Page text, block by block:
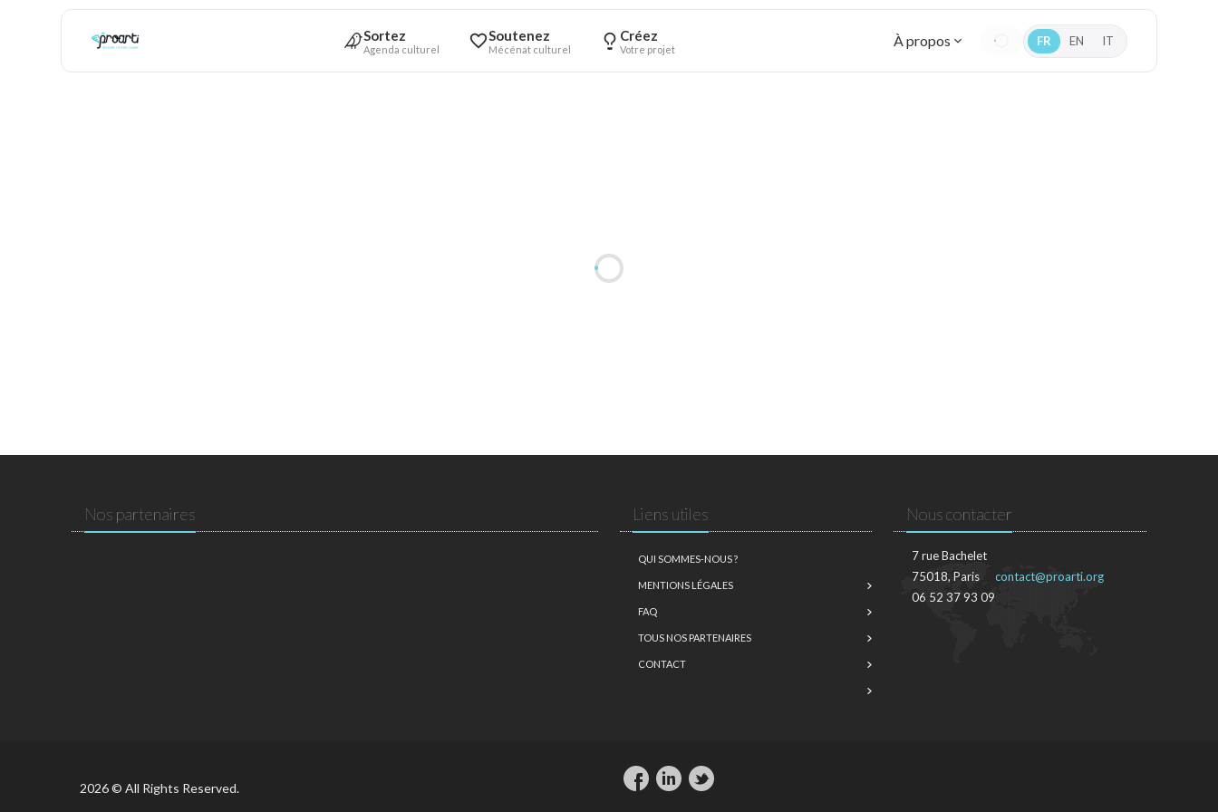
Sortez
Agenda culturel
Soutenez
Mécénat culturel
Créez
Votre projet À propos FR EN IT
Nos partenaires Liens utiles
QUI SOMMES-NOUS ?
MENTIONS LÉGALES
FAQ
TOUS NOS PARTENAIRES
CONTACT
Nous contacter
7 rue Bachelet
75018, Paris
06 52 37 93 09
contact@proarti.org
2026 © All Rights Reserved.